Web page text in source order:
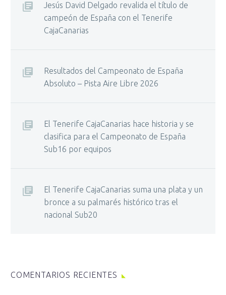
Jesús David Delgado revalida el título de
campeón de España con el Tenerife
CajaCanarias
Resultados del Campeonato de España
Absoluto – Pista Aire Libre 2026
El Tenerife CajaCanarias hace historia y se
clasifica para el Campeonato de España
Sub16 por equipos
El Tenerife CajaCanarias suma una plata y un
bronce a su palmarés histórico tras el
nacional Sub20
COMENTARIOS RECIENTES